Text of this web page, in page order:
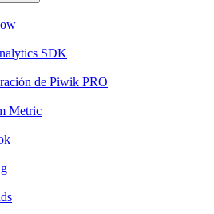
SDK
de Piwik PRO
Metric